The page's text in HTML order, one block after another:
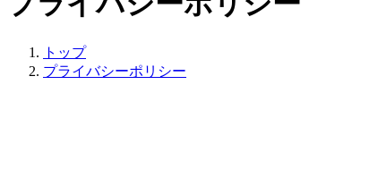
トップ
プライバシーポリシー